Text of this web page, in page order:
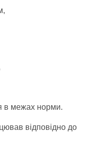
в межах норми.
відповідно до